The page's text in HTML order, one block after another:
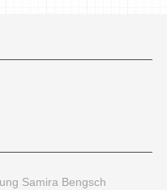
Samira Bengsch